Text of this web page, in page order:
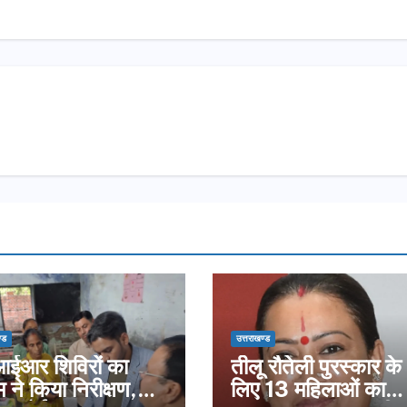
शिविरों का
ने किया निरीक्षण,
उत्तराखण्ड
तीलू रौतेली पुरस्कार के
लिए 13 महिलाओं का